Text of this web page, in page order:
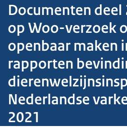
Documenten
op Woo-verzoek
openbaar maken
rapporten
Nederlandse
2021